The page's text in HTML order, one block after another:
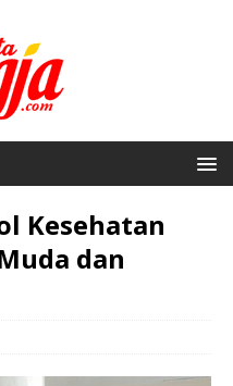
Kesehatan
dan